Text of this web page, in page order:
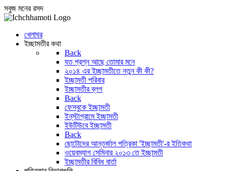
সবুজ মনের রসদ
খেলাঘর
ইচ্ছামতীর কথা
Back
যত প্রশ্ন আছে তোমার মনে
২০১৪ এর ইচ্ছামতীতে নতুন কী কী?
ইচ্ছামতী পরিবার
ইচ্ছামতীর ব্লগ
Back
ফেসবুকে ইচ্ছামতী
ইন্‌স্টাগ্রামে ইচ্ছামতী
ইউটিউবে ইচ্ছামতী
Back
ছোটোদের আন্তর্জাল পত্রিকা 'ইচ্ছামতী'-র ইতিকথা
ওয়েবম্যাগ সেমিনার ২০১৩ তে ইচ্ছামতী
ইচ্ছামতীর বিবিধ বার্তা